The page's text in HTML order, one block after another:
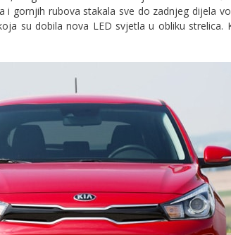
i gornjih rubova stakala sve do zadnjeg dijela
su dobila nova LED svjetla u obliku strelica.